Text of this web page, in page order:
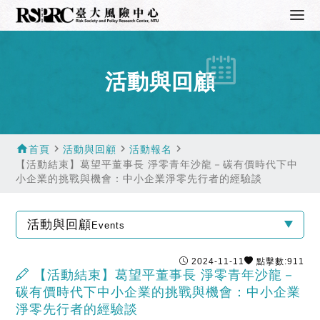
活動與回顧
home首頁 navigate_next活動與回顧 navigate_next活動報名 navigate_next
【活動結束】葛望平董事長 淨零青年沙龍－碳有價時代下中
小企業的挑戰與機會：中小企業淨零先行者的經驗談
活動與回顧Events
2024-11-11 點擊數:911
【活動結束】葛望平董事長 淨零青年沙龍－
碳有價時代下中小企業的挑戰與機會：中小企業
淨零先行者的經驗談